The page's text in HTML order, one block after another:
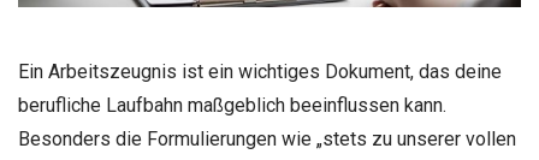
Ein Arbeitszeugnis ist ein wichtiges Dokument, das deine
berufliche Laufbahn maßgeblich beeinflussen kann.
Besonders die Formulierungen wie „stets zu unserer vollen